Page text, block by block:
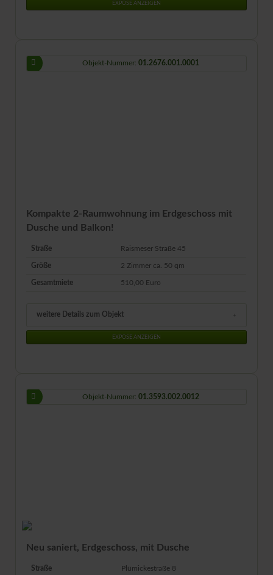
EXPOSE ANZEIGEN
Objekt-Nummer: 01.2676.001.0001
Kompakte 2-Raumwohnung im Erdgeschoss mit
Dusche und Balkon!
Straße Raismeser Straße 45
Größe 2 Zimmer ca. 50 qm
Gesamtmiete 510,00 Euro
weitere Details zum Objekt
EXPOSE ANZEIGEN
Objekt-Nummer: 01.3593.002.0012
Neu saniert, Erdgeschoss, mit Dusche
Straße Plümickestraße 8